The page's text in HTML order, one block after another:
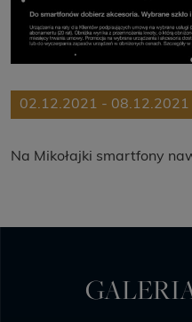
02.12.2021 - 08.12.2021
Na Mikołajki smartfony